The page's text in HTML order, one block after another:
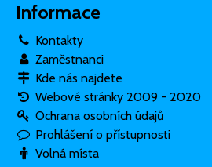
Informace
Kontakty
Zaměstnanci
Kde nás najdete
Webové stránky 2009 - 2020
Ochrana osobních údajů
Prohlášení o přístupnosti
Volná místa